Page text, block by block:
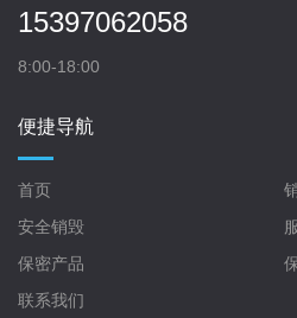
15397062058
8:00-18:00
便捷导航
首页
安全销毁
保密产品
联系我们